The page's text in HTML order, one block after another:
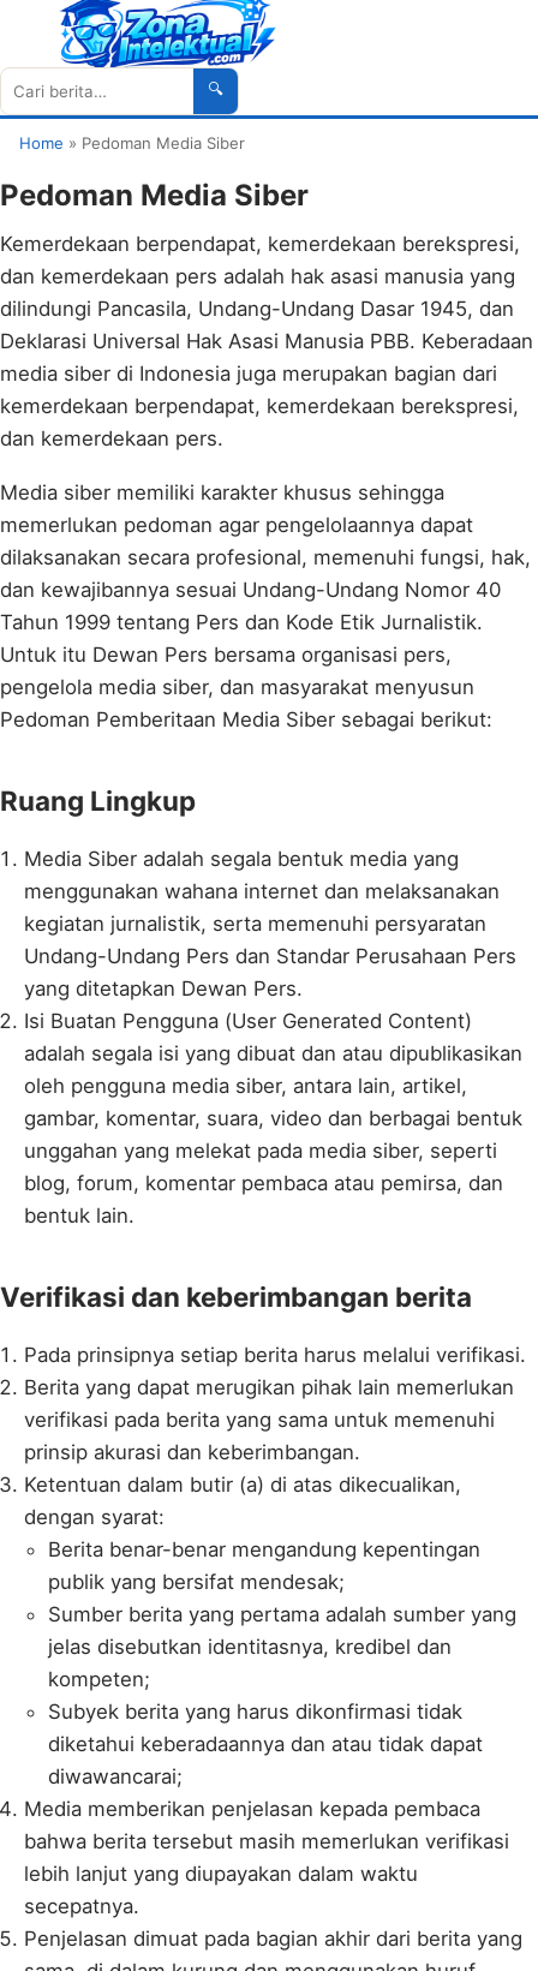
Cari
🔍
Home » Pedoman Media Siber
Pedoman Media Siber
Kemerdekaan berpendapat, kemerdekaan berekspresi,
dan kemerdekaan pers adalah hak asasi manusia yang
dilindungi Pancasila, Undang-Undang Dasar 1945, dan
Deklarasi Universal Hak Asasi Manusia PBB. Keberadaan
media siber di Indonesia juga merupakan bagian dari
kemerdekaan berpendapat, kemerdekaan berekspresi,
dan kemerdekaan pers.
Media siber memiliki karakter khusus sehingga
memerlukan pedoman agar pengelolaannya dapat
dilaksanakan secara profesional, memenuhi fungsi, hak,
dan kewajibannya sesuai Undang-Undang Nomor 40
Tahun 1999 tentang Pers dan Kode Etik Jurnalistik.
Untuk itu Dewan Pers bersama organisasi pers,
pengelola media siber, dan masyarakat menyusun
Pedoman Pemberitaan Media Siber sebagai berikut:
Ruang Lingkup
Media Siber adalah segala bentuk media yang
menggunakan wahana internet dan melaksanakan
kegiatan jurnalistik, serta memenuhi persyaratan
Undang-Undang Pers dan Standar Perusahaan Pers
yang ditetapkan Dewan Pers.
Isi Buatan Pengguna (User Generated Content)
adalah segala isi yang dibuat dan atau dipublikasikan
oleh pengguna media siber, antara lain, artikel,
gambar, komentar, suara, video dan berbagai bentuk
unggahan yang melekat pada media siber, seperti
blog, forum, komentar pembaca atau pemirsa, dan
bentuk lain.
Verifikasi dan keberimbangan berita
Pada prinsipnya setiap berita harus melalui verifikasi.
Berita yang dapat merugikan pihak lain memerlukan
verifikasi pada berita yang sama untuk memenuhi
prinsip akurasi dan keberimbangan.
Ketentuan dalam butir (a) di atas dikecualikan,
dengan syarat:
Berita benar-benar mengandung kepentingan
publik yang bersifat mendesak;
Sumber berita yang pertama adalah sumber yang
jelas disebutkan identitasnya, kredibel dan
kompeten;
Subyek berita yang harus dikonfirmasi tidak
diketahui keberadaannya dan atau tidak dapat
diwawancarai;
Media memberikan penjelasan kepada pembaca
bahwa berita tersebut masih memerlukan verifikasi
lebih lanjut yang diupayakan dalam waktu
secepatnya.
Penjelasan dimuat pada bagian akhir dari berita yang